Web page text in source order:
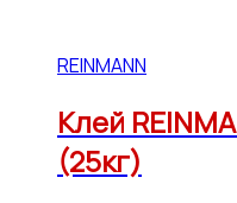
REINMANN
Клей
(25кг)